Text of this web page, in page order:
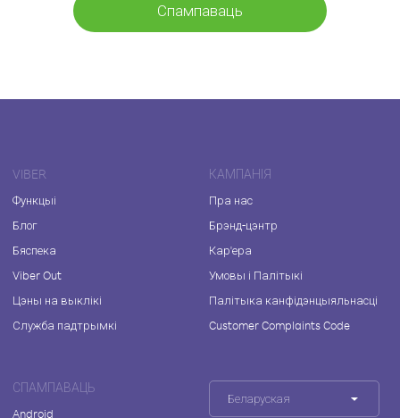
Спампаваць
VIBER
Функцыі
Блог
Бяспека
Viber Out
Цэны на выклікі
Служба падтрымкі
КАМПАНІЯ
Пра нас
Брэнд-цэнтр
Кар'ера
Умовы і Палітыкі
Палітыка канфідэнцыяльнасці
Customer Complaints Code
СПАМПАВАЦЬ
Android
Беларуская